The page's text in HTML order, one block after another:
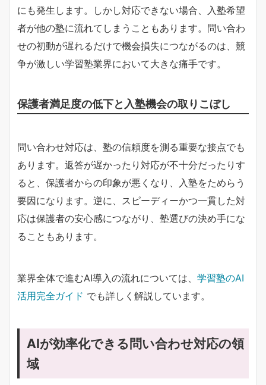
にも発生します。しかし対応できない場合、入塾希望
者が他の塾に流れてしまうこともあります。問い合わ
せの初動が遅れるだけで機会損失につながるのは、競
争が激しい学習塾業界において大きな痛手です。
保護者満足度の低下と入塾機会の取りこぼし
問い合わせ対応は、塾の信頼度を測る重要な接点でも
あります。返答が遅かったり対応が不十分だったりす
ると、保護者からの印象が悪くなり、入塾をためらう
要因になります。逆に、スピーディーかつ一貫した対
応は保護者の安心感につながり、塾選びの決め手にな
ることもあります。
業界全体で進むAI導入の流れについては、 学習塾のAI
活用完全ガイド でも詳しく解説しています。
AIが効率化できる問い合わせ対応の領
域